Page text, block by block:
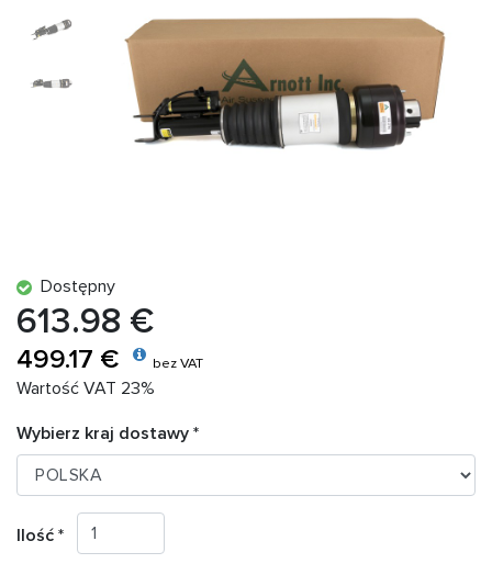
Dostępny
613.98 €
499.17 € bez VAT
Wartość VAT 23%
Wybierz kraj dostawy *
Ilość *